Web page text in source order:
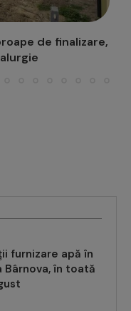
Podu Roș,
furnizare apă în
Bârnova, în toată